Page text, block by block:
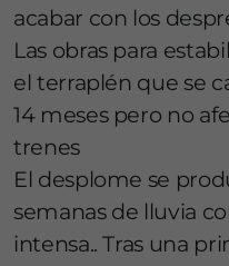
acabar con los
Las obras para
el terraplén que se
14 meses pero no
trenes
El desplome se
semanas de lluvia
intensa.. Tras una